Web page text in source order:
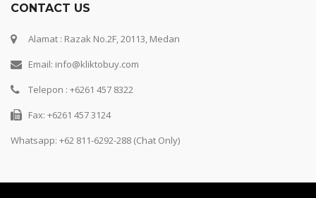
CONTACT US
Alamat : Razak No.2F, 20113, Medan
Email: info@kliktobuy.com
Telepon : +6261 457 8322
Fax: +6261 457 3124
Whatsapp: +62 811-6292-288 (Chat Only)